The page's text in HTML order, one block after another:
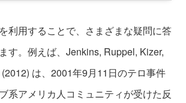
利用することで、さまざまな疑問に答
す。例えば、Jenkins, Ruppel, Kizer,
は、2001年9月11日のテロ事件
系アメリカ人コミュニティが受けた反